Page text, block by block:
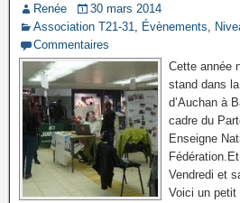
Renée
30 mars 2014
Association T21-31, Évènements,
Commentaires
Cette année
stand dans
d’Auchan à
cadre du
Enseigne
Vendredi et
Voici un petit